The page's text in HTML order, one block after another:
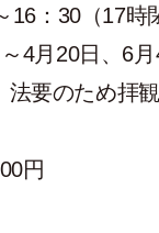
16：30（17時
4月20日、6月
法要のため拝
円